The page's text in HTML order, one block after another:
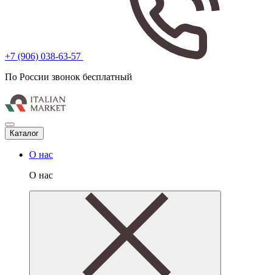
+7 (906) 038-63-57
По России звонок бесплатный
Каталог
О нас
О нас